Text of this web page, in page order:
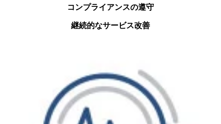
コンプライアンスの遵守
継続的なサービス改善